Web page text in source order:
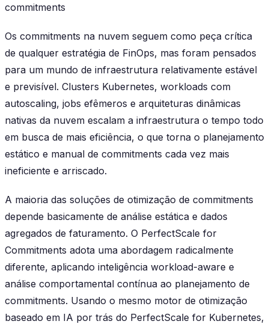
commitments
Os commitments na nuvem seguem como peça crítica
de qualquer estratégia de FinOps, mas foram pensados
para um mundo de infraestrutura relativamente estável
e previsível. Clusters Kubernetes, workloads com
autoscaling, jobs efêmeros e arquiteturas dinâmicas
nativas da nuvem escalam a infraestrutura o tempo todo
em busca de mais eficiência, o que torna o planejamento
estático e manual de commitments cada vez mais
ineficiente e arriscado.
A maioria das soluções de otimização de commitments
depende basicamente de análise estática e dados
agregados de faturamento. O PerfectScale for
Commitments adota uma abordagem radicalmente
diferente, aplicando inteligência workload-aware e
análise comportamental contínua ao planejamento de
commitments. Usando o mesmo motor de otimização
baseado em IA por trás do PerfectScale for Kubernetes,